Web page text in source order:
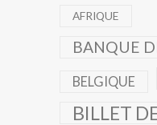
AFRIQUE
BANQUE
BELGIQUE
BILLET